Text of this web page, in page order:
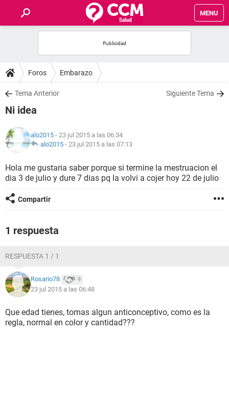
MENU
FOROS
SALUD
NUTRICIÓN
BIENESTAR
SEXUALIDAD
Foros Embarazo
Tema Anterior Siguiente Tema
Ni idea
alo2015 - 23 jul 2015 a las 06:34
alo2015 - 23 jul 2015 a las 07:13
Hola me gustaria saber porque si termine la mestruacion el
dia 3 de julio y dure 7 dias pq la volvi a cojer hoy 22 de julio
Compartir
1 respuesta
RESPUESTA 1 / 1
Rosario78 9
23 jul 2015 a las 06:48
Que edad tienes, tomas algun anticonceptivo, como es la
regla, normal en color y cantidad???